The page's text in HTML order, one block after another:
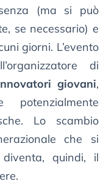
(ma si può
se necessario) e
giorni. L’evento
di
giovani,
Lo scambio
che si
diventa, quindi, il